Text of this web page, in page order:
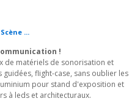
06 W Quatro est facile à
intelligente permet une
ce qui en fait un choix idéal
et de l'installation.
...
!
de matériels de sonorisation et
flight-case, sans oublier les
pour stand d'exposition et
à leds et architecturaux.